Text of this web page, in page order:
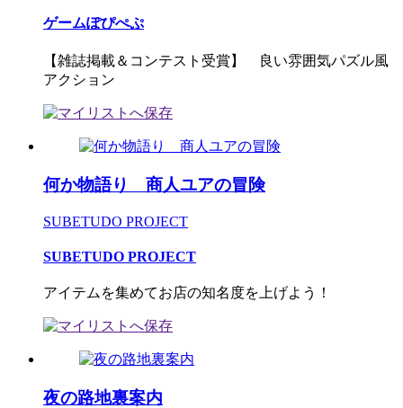
ゲームぽぴぺぷ
【雑誌掲載＆コンテスト受賞】 良い雰囲気パズル風
アクション
何か物語り 商人ユアの冒険
SUBETUDO PROJECT
SUBETUDO PROJECT
アイテムを集めてお店の知名度を上げよう！
夜の路地裏案内